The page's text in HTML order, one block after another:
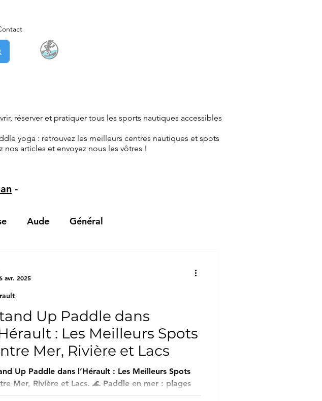
réserver et pratiquer tous les sports nautiques accessibles
yoga : retrouvez les meilleurs centres nautiques et spots
articles et envoyez nous les vôtres !
-
Aude Général
Kayak..
Dom-TOM Location de paddle – Guide
Up Paddle dans
: Les Meilleurs Spots
Mer, Rivière et Lacs
Up Paddle dans l’Hérault : Les Meilleurs Spots
Mer, Rivière et Lacs. 🌊 Paddle en mer : plages
méditerranéennes 📍 Palavas-les-Flots :
avr. 2025